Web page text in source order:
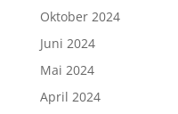
Oktober 2024
Juni 2024
Mai 2024
April 2024